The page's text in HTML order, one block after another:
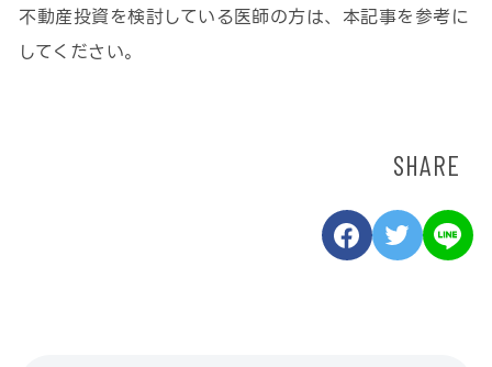
不動産投資を検討している医師の方は、本記事を参考に
してください。
SHARE